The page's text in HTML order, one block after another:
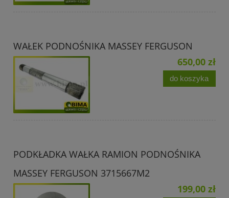
WAŁEK PODNOŚNIKA MASSEY FERGUSON
650,00 zł
do koszyka
PODKŁADKA WAŁKA RAMION PODNOŚNIKA
MASSEY FERGUSON 3715667M2
199,00 zł